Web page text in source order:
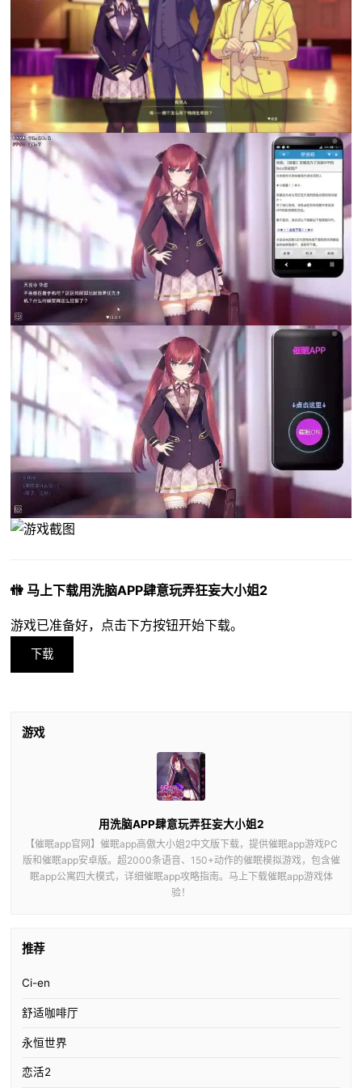
🚻 马上下载用洗脑APP肆意玩弄狂妄大小姐2
游戏已准备好，点击下方按钮开始下载。
下载
游戏
用洗脑APP肆意玩弄狂妄大小姐2
【催眠app官网】催眠app高傲大小姐2中文版下载，提供催眠app游戏PC
版和催眠app安卓版。超2000条语音、150+动作的催眠模拟游戏，包含催
眠app公寓四大模式，详细催眠app攻略指南。马上下载催眠app游戏体
验！
推荐
Ci-en
舒适咖啡厅
永恒世界
恋活2